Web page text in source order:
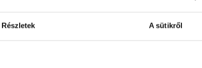
Részletek A sütikről